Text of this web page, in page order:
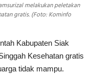
melakukan peletakan
gratis. (Foto: Kominfo
Kabupaten Siak
Kesehatan gratis
tidak mampu.